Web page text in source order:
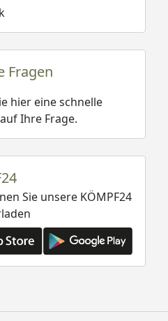
Fragen
hier eine schnelle
Ihre Frage.
Sie unsere KÖMPF24